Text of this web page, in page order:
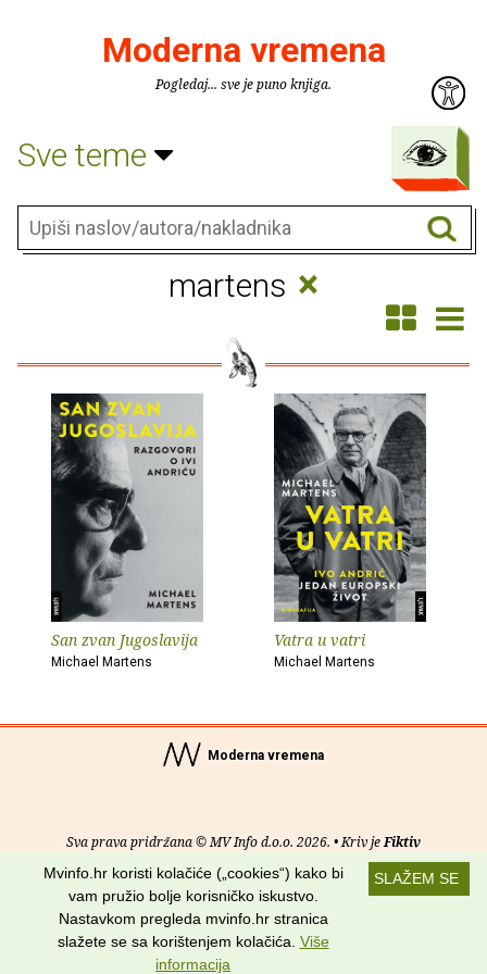
Moderna vremena
Pogledaj... sve je puno knjiga.
Sve teme
martens ×
San zvan Jugoslavija
Michael Martens
Vatra u vatri
Michael Martens
Moderna vremena
Sva prava pridržana © MV Info d.o.o. 2026. • Kriv jeFiktiv
Uvjeti korištenja RSS kanali
Potraži nas na:
SLAŽEM SE
Mvinfo.hr koristi kolačiće („cookies“) kako bi
vam pružio bolje korisničko iskustvo.
Nastavkom pregleda mvinfo.hr stranica
slažete se sa korištenjem kolačića. Više
informacija